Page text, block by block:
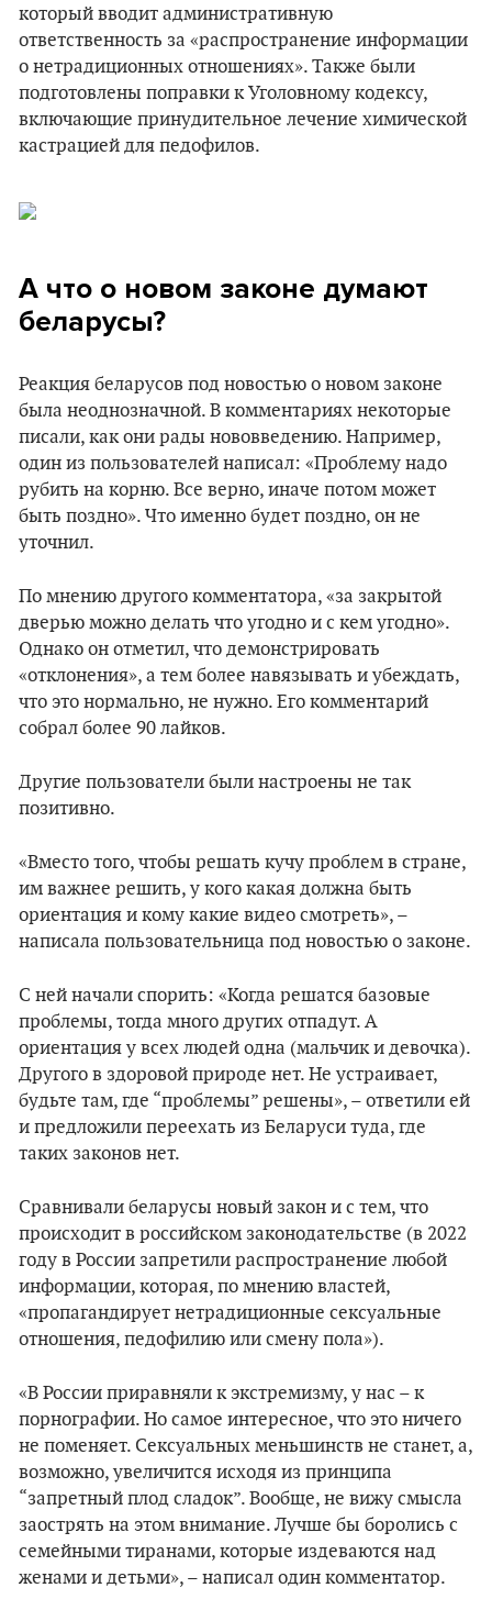
который вводит административную
ответственность за «распространение информации
о нетрадиционных отношениях». Также были
подготовлены поправки к Уголовному кодексу,
включающие принудительное лечение химической
кастрацией для педофилов.
А что о новом законе думают
беларусы?
Реакция беларусов под новостью о новом законе
была неоднозначной. В комментариях некоторые
писали, как они рады нововведению. Например,
один из пользователей написал: «Проблему надо
рубить на корню. Все верно, иначе потом может
быть поздно». Что именно будет поздно, он не
уточнил.
По мнению другого комментатора, «за закрытой
дверью можно делать что угодно и с кем угодно».
Однако он отметил, что демонстрировать
«отклонения», а тем более навязывать и убеждать,
что это нормально, не нужно. Его комментарий
собрал более 90 лайков.
Другие пользователи были настроены не так
позитивно.
«Вместо того, чтобы решать кучу проблем в стране,
им важнее решить, у кого какая должна быть
ориентация и кому какие видео смотреть», –
написала пользовательница под новостью о законе.
С ней начали спорить: «Когда решатся базовые
проблемы, тогда много других отпадут. А
ориентация у всех людей одна (мальчик и девочка).
Другого в здоровой природе нет. Не устраивает,
будьте там, где “проблемы” решены», – ответили ей
и предложили переехать из Беларуси туда, где
таких законов нет.
Сравнивали беларусы новый закон и с тем, что
происходит в российском законодательстве (в 2022
году в России запретили распространение любой
информации, которая, по мнению властей,
«пропагандирует нетрадиционные сексуальные
отношения, педофилию или смену пола»).
«В России приравняли к экстремизму, у нас – к
порнографии. Но самое интересное, что это ничего
не поменяет. Сексуальных меньшинств не станет, а,
возможно, увеличится исходя из принципа
“запретный плод сладок”. Вообще, не вижу смысла
заострять на этом внимание. Лучше бы боролись с
семейными тиранами, которые издеваются над
женами и детьми», – написал один комментатор.